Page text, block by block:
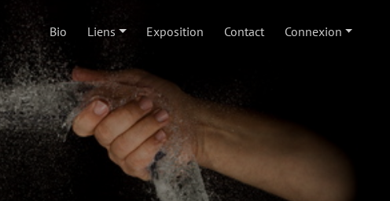
Bio Liens Exposition Contact Connexion